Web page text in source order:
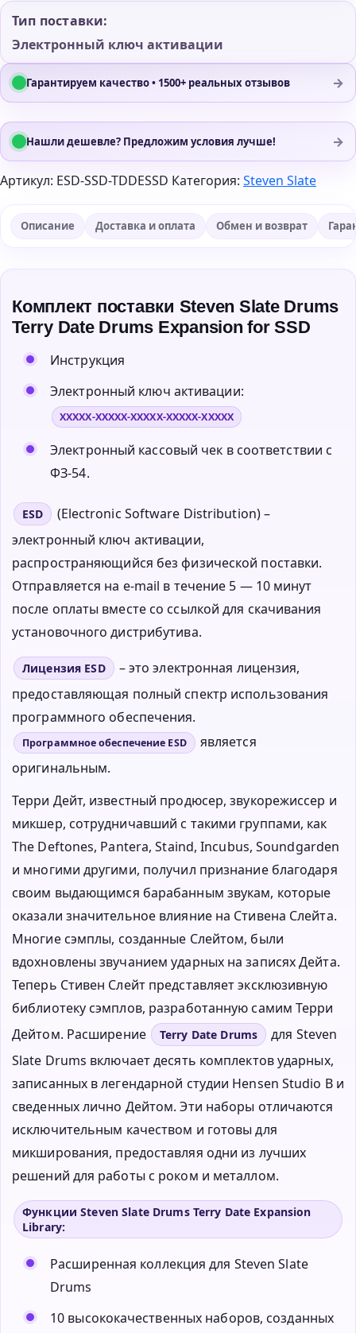
Тип поставки:
Электронный ключ активации
Гарантируем качество • 1500+ реальных отзывов →
Нашли дешевле? Предложим условия лучше! →
Артикул: ESD-SSD-TDDESSD Категория: Steven Slate
Описание Доставка и оплата Обмен и возврат
Комплект поставки Steven Slate Drums
Terry Date Drums Expansion for SSD
Инструкция
Электронный ключ активации:
XXXXX-XXXXX-XXXXX-XXXXX-XXXXX
Электронный кассовый чек в соответствии с
ФЗ-54.
ESD
(Electronic Software Distribution) –
электронный ключ активации,
распространяющийся без физической поставки.
Отправляется на e-mail в течение 5 — 10 минут
после оплаты вместе со ссылкой для скачивания
установочного дистрибутива.
Лицензия ESD
– это электронная лицензия,
предоставляющая полный спектр использования
программного обеспечения.
Программное обеспечение ESD
является
оригинальным.
Терри Дейт, известный продюсер, звукорежиссер и
микшер, сотрудничавший с такими группами, как
The Deftones, Pantera, Staind, Incubus, Soundgarden
и многими другими, получил признание благодаря
своим выдающимся барабанным звукам, которые
оказали значительное влияние на Стивена Слейта.
Многие сэмплы, созданные Слейтом, были
вдохновлены звучанием ударных на записях Дейта.
Теперь Стивен Слейт представляет эксклюзивную
библиотеку сэмплов, разработанную самим Терри
Дейтом. Расширение
Terry Date Drums
для Steven
Slate Drums включает десять комплектов ударных,
записанных в легендарной студии Hensen Studio B и
сведенных лично Дейтом. Эти наборы отличаются
исключительным качеством и готовы для
микширования, предоставляя одни из лучших
решений для работы с роком и металлом.
Функции Steven Slate Drums Terry Date Expansion
Library:
Расширенная коллекция для Steven Slate
Drums
10 высококачественных наборов, созданных